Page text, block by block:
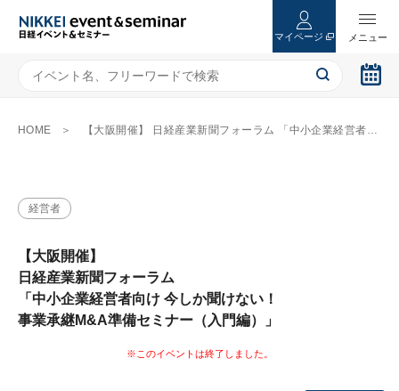
マイページ
HOME 【大阪開催】 日経産業新聞フォーラム 「中小企業経営者向け 今しか聞けない！ 事業承継M&A準備セミナー（入門編）」
経営者
【大阪開催】
日経産業新聞フォーラム
「中小企業経営者向け 今しか聞けない！
事業承継M&A準備セミナー（入門編）」